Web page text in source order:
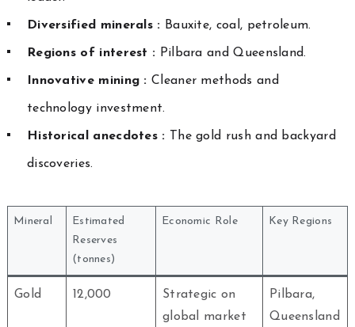
Diversified minerals : Bauxite, coal, petroleum.
Regions of interest : Pilbara and Queensland.
Innovative mining : Cleaner methods and
technology investment.
Historical anecdotes : The gold rush and backyard
discoveries.
Mineral
Estimated
Reserves
(tonnes)
Economic Role Key Regions
Gold 12,000
Strategic on
global market
Pilbara,
Queensland